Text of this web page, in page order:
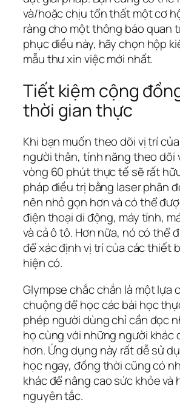
và/hoặc chịu tổn thất một cơ
ràng cho một thông báo quan
phục điều này, hãy chọn hộp
mẫu thư xin việc mới nhất.
Tiết kiệm cộng
thời gian thực
Khi bạn muốn theo dõi vị trí
người thân, tính năng theo dõi
vòng 60 phút thực tế sẽ rất
pháp điều trị bằng laser phân
nên nhỏ gọn hơn và có thể
điện thoại di động, máy tính,
và cả ô tô. Hơn nữa, nó có thể
để xác định vị trí của các thiết
hiện có.
Glympse chắc chắn là một lựa
chuộng để học các bài học
phép người dùng chỉ cần đọc
họ cùng với những người khác
hơn. Ứng dụng này rất dễ sử
học ngay, đồng thời cũng có
khác để nâng cao sức khỏe và
nguyên tắc.